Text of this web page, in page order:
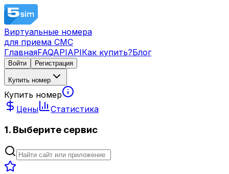
Виртуальные номера
для приема СМС
ГлавнаяFAQAPIAPIКак купить?Блог
Войти Регистрация
Купить номер
Купить номер
Цены
Статистика
1. Выберите сервис